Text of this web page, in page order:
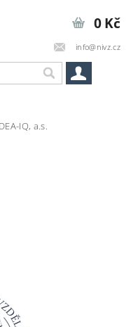
info@nivz.cz
0 Kč
IQ, a.s.